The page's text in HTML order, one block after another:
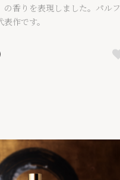
の香りを表現しました。パルフ
作です。